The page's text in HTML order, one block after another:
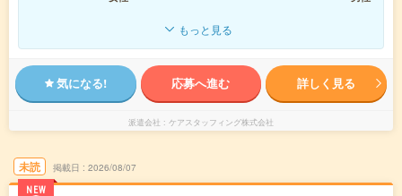
もっと見る
気になる! 応募へ進む 詳しく見る
派遣会社 ケアスタッフィング株式会社
未読
NEW
掲載日 2026/08/07